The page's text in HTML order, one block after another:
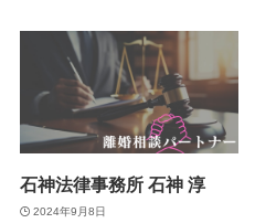
石神法律事務所 石神 淳
2024年9月8日